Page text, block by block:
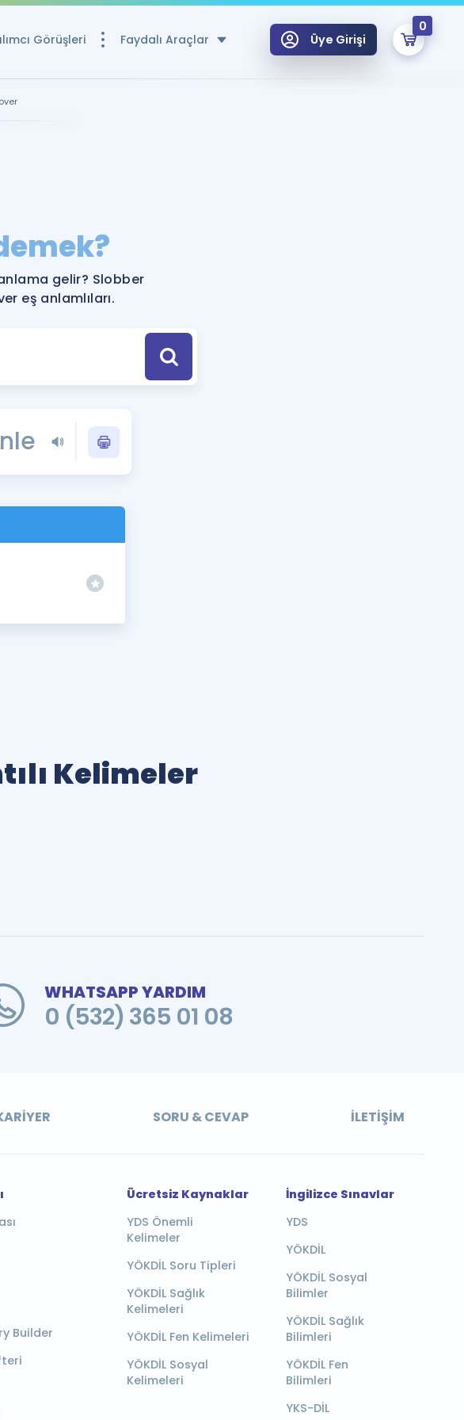
Görüşleri Faydalı Araçlar
Ücretsiz Kaynaklar
YDS ve YÖKDİL Puan Hesaplama Aracı
YDS ve YÖKDİL'e Hazırlananlar için Öneriler
Tüm ÖSYM Sınavları Tek Takvimde
Blog
YDS - YÖKDİL Tüm Sınavlarla İlgili Haberler
İngilizce Gramer
Üye Girişi
0
Remzi Hoca ile seni sınava hazırlayacak onlarca eğitim seni bekliyor!
gelir? Slobber
eş anlamlıları.
Kelimeler
WHATSAPP YARDIM
0 (532) 365 01 08
SORU & CEVAP İLETIŞIM
Builder
Ücretsiz Kaynaklar
YDS Önemli
Kelimeler
YÖKDİL Soru Tipleri
YÖKDİL Sağlık
Kelimeleri
YÖKDİL Fen Kelimeleri
YÖKDİL Sosyal
Kelimeleri
İngilizce Sınavlar
YDS
YÖKDİL
YÖKDİL Sosyal
Bilimler
YÖKDİL Sağlık
Bilimleri
YÖKDİL Fen
Bilimleri
YKS-DİL